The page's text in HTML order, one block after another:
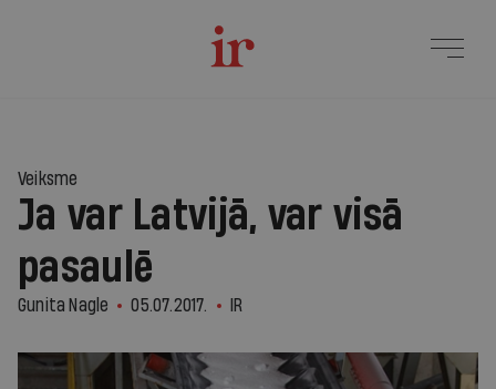
Veiksme
Ja var Latvijā, var visā
pasaulē
Gunita Nagle 05.07.2017. IR